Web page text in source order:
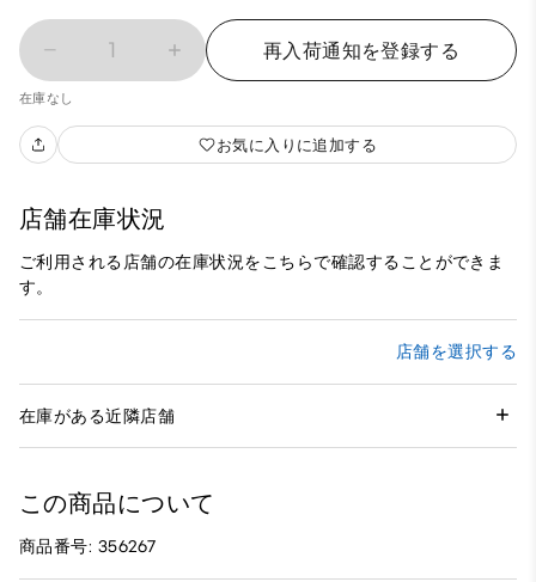
1 再入荷通知を登録する
在庫なし
お気に入りに追加する
店舗在庫状況
ご利用される店舗の在庫状況をこちらで確認することができま
す。
店舗を選択する
在庫がある近隣店舗
この商品について
商品番号: 356267